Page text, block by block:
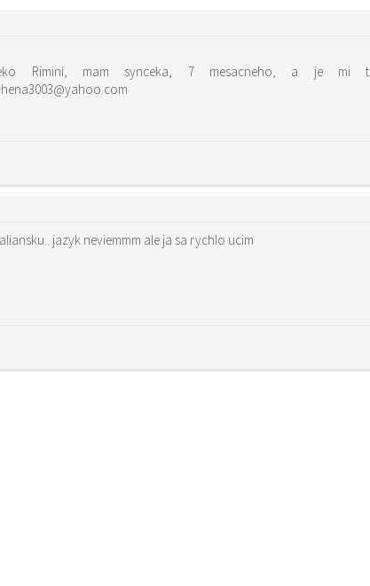
Rimini, mam synceka, 7 mesacneho, a je
jazyk neviemmm ale ja sa rychlo ucim